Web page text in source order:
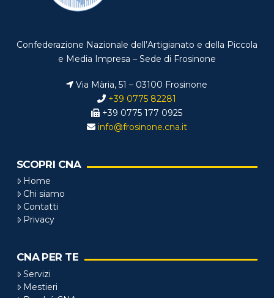
Confederazione Nazionale dell’Artigianato e della Piccola
e Media Impresa – Sede di Frosinone
Via Mària, 51 – 03100 Frosinone
+39 0775 82281
+39 0775 177 0925
info@frosinone.cna.it
SCOPRI CNA
Home
Chi siamo
Contatti
Privacy
CNA PER TE
Servizi
Mestieri